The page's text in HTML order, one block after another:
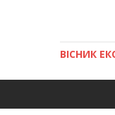
ВІСНИК